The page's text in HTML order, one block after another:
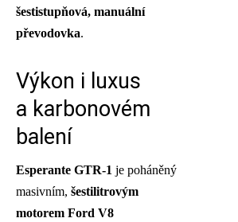
šestistupňová, manuální
převodovka.
Výkon i luxus
a karbonovém
balení
Esperante GTR-1 je poháněný
masivním, šestilitrovým
motorem Ford V8